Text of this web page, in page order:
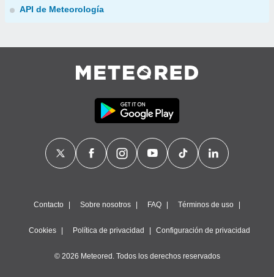
API de Meteorología
Contacto Sobre nosotros FAQ Términos de uso
Cookies Política de privacidad Configuración de privacidad
© 2026 Meteored. Todos los derechos reservados